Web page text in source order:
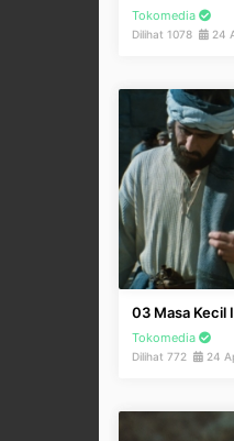
Tokomedia
Dilihat 1078 24
03 Masa Kecil
Tokomedia
Dilihat 772 24